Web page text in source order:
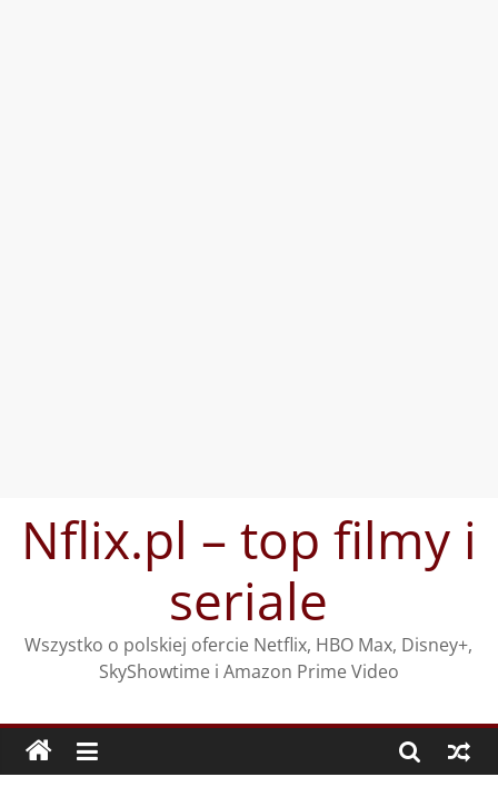
treściNflix.pl – top filmy i
seriale
Wszystko o polskiej ofercie Netflix, HBO Max, Disney+,
SkyShowtime i Amazon Prime Video